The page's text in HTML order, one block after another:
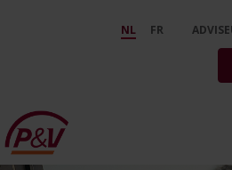
Wie is P&amp;V?
NL FR